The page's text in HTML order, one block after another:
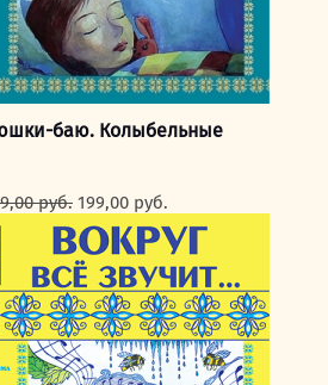
баю. Колыбельные
руб. Первоначальная
цена
составляла
249,00 руб..
199,00 руб.
цена:
199,00 руб..